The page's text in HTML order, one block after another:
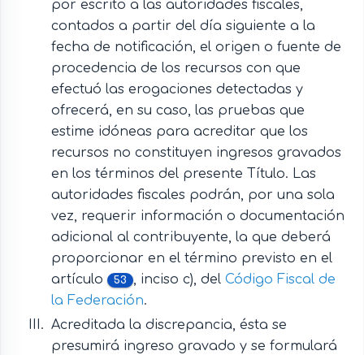
por escrito a las autoridades fiscales,
contados a partir del día siguiente a la
fecha de notificación, el origen o fuente de
procedencia de los recursos con que
efectuó las erogaciones detectadas y
ofrecerá, en su caso, las pruebas que
estime idóneas para acreditar que los
recursos no constituyen ingresos gravados
en los términos del presente Título. Las
autoridades fiscales podrán, por una sola
vez, requerir información o documentación
adicional al contribuyente, la que deberá
proporcionar en el término previsto en el
artículo
53 , inciso c), del Código Fiscal de
la Federación.
Acreditada la discrepancia, ésta se
presumirá ingreso gravado y se formulará